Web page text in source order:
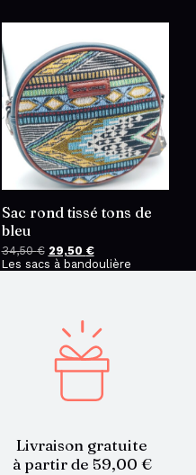
Sac rond tissé tons de
bleu
34,50€ Le
prix
29,50 €Le
prix
Les sacs à bandoulière
Livraison gratuite
à partir de 59,00 €